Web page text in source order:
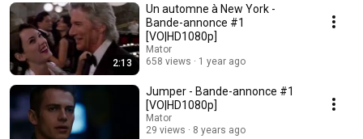
2:13
Un automne à New York -
Bande-annonce #1
[VO|HD1080p]
Mator
658 views
1 year ago
Jumper - Bande-annonce #1
[VO|HD1080p]
Mator
29 views
8 years ago